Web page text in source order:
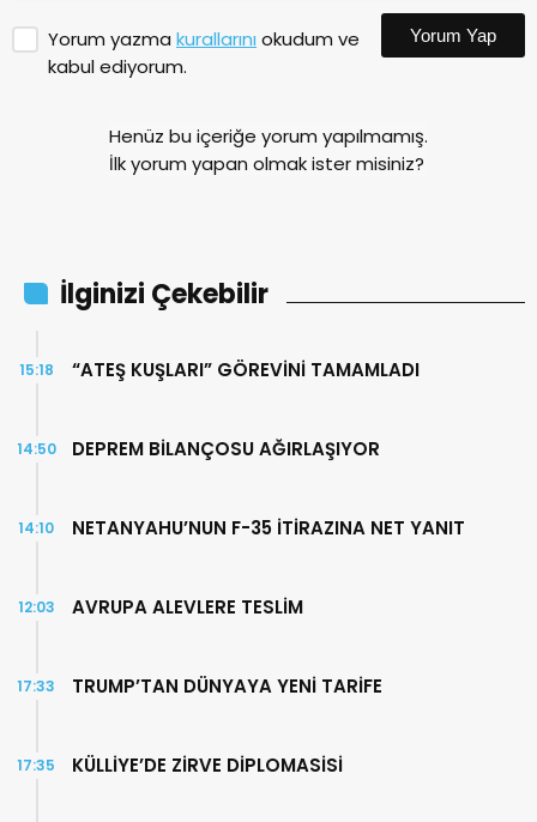
Yorum yazma kurallarını okudum ve
kabul ediyorum.
Yorum Yap
Henüz bu içeriğe yorum yapılmamış.
İlk yorum yapan olmak ister misiniz?
İlginizi Çekebilir
“ATEŞ KUŞLARI” GÖREVİNİ TAMAMLADI
15:18
DEPREM BİLANÇOSU AĞIRLAŞIYOR
14:50
NETANYAHU’NUN F-35 İTİRAZINA NET YANIT
14:10
AVRUPA ALEVLERE TESLİM
12:03
TRUMP’TAN DÜNYAYA YENİ TARİFE
17:33
KÜLLİYE’DE ZİRVE DİPLOMASİSİ
17:35